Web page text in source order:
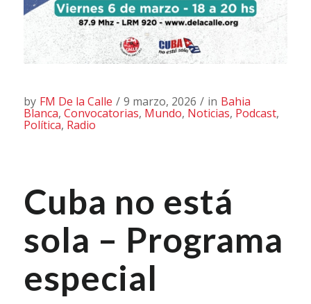
by FM De la Calle / 9 marzo, 2026 / in Bahia
Blanca, Convocatorias, Mundo, Noticias, Podcast,
Política, Radio
Cuba no está
sola – Programa
especial